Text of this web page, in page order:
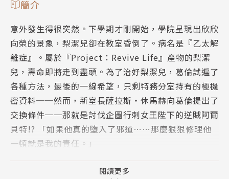
簡介
意外發生得很突然。下學期才剛開始，學院呈現出欣欣
向榮的景象，梨潔兒卻在教室昏倒了。病名是『乙太解
離症』。屬於『Project：Revive Life』產物的梨潔
兒，壽命即將走到盡頭。為了治好梨潔兒，葛倫試遍了
各種方法，最後的一線希望，只剩特務分室持有的極機
密資料──然而，新室長薩拉斯‧休馬赫向葛倫提出了
交換條件──那就是討伐企圖行刺女王陛下的逆賊阿爾
貝特!? 「如果他真的墮入了邪道……那麼狠狠修理他
一頓就是我的責任。」
命，也為了從阿爾貝特的口中問出真相，愚者葛倫重出
閱讀更多